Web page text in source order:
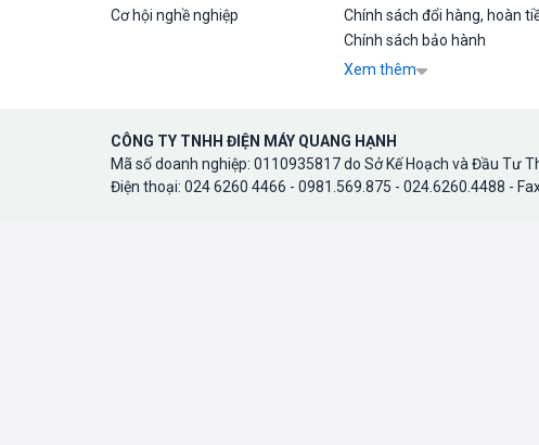
Cơ hội nghề nghiệp
Chính sách đổi hàng, hoàn
Chính sách bảo hành
Xem thêm
CÔNG TY TNHH ĐIỆN MÁY QUANG HẠNH
Mã số doanh nghiệp: 0110935817 do Sở Kế Hoạch và Đầu Tư
Điện thoại: 024 6260 4466 - 0981.569.875 - 024.6260.4488 -